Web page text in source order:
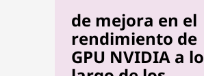
de mejora en el
rendimiento de
GPU NVIDIA a lo